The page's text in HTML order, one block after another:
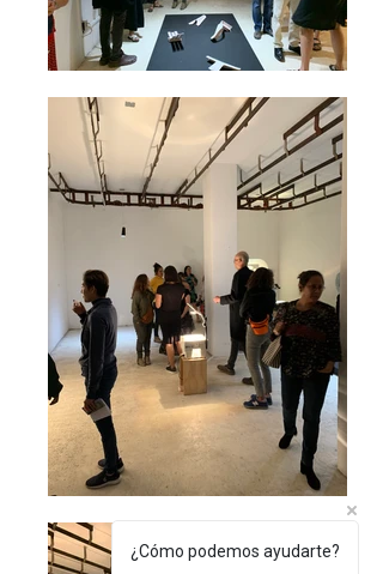
¿Cómo podemos ayudarte?